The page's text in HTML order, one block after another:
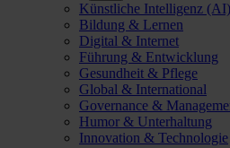
Künstliche Intelligenz (AI)
Bildung & Lernen
Digital & Internet
Führung & Entwicklung
Gesundheit & Pflege
Global & International
Governance &
Humor & Unterhaltung
Innovation & Technologie